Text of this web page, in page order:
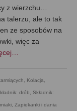
z wierzchu…
talerzu, ale to tak
ze sposobów na
więc za
Kolacja
drób Składnik:
Zapiekanki i dania